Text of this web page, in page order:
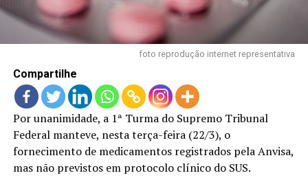
foto reprodução internet representativa
Compartilhe
Por unanimidade, a 1ª Turma do Supremo Tribunal
Federal manteve, nesta terça-feira (22/3), o
fornecimento de medicamentos registrados pela Anvisa,
mas não previstos em protocolo clínico do SUS.